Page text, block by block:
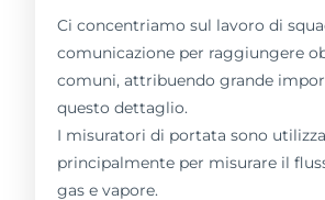
Ci concentriamo sul lavoro di
comunicazione per raggiungere
comuni, attribuendo grande
questo dettaglio.
I misuratori di portata sono
principalmente per misurare il
gas e vapore.